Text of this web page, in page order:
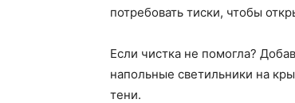
потребовать тиски, чтобы
Если чистка не помогла?
напольные светильники на
тени.